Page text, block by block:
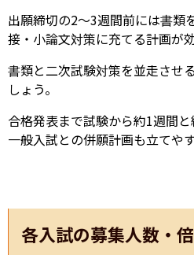
出願締切の2〜3週間前には書類
接・小論文対策に充てる計画が効
書類と二次試験対策を並走させ
しょう。
合格発表まで試験から約1週間と
一般入試との併願計画も立てや
各入試の募集人数・